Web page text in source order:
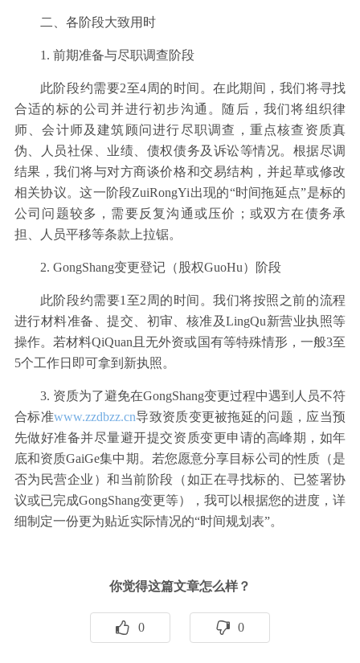
二、各阶段大致用时
1. 前期准备与尽职调查阶段
此阶段约需要2至4周的时间。在此期间，我们将寻找
合适的标的公司并进行初步沟通。随后，我们将组织律
师、会计师及建筑顾问进行尽职调查，重点核查资质真
伪、人员社保、业绩、债权债务及诉讼等情况。根据尽调
结果，我们将与对方商谈价格和交易结构，并起草或修改
相关协议。这一阶段ZuiRongYi出现的“时间拖延点”是标的
公司问题较多，需要反复沟通或压价；或双方在债务承
担、人员平移等条款上拉锯。
2. GongShang变更登记（股权GuoHu）阶段
此阶段约需要1至2周的时间。我们将按照之前的流程
进行材料准备、提交、初审、核准及LingQu新营业执照等
操作。若材料QiQuan且无外资或国有等特殊情形，一般3至
5个工作日即可拿到新执照。
3. 资质为了避免在GongShang变更过程中遇到人员不符
合标准www.zzdbzz.cn导致资质变更被拖延的问题，应当预
先做好准备并尽量避开提交资质变更申请的高峰期，如年
底和资质GaiGe集中期。若您愿意分享目标公司的性质（是
否为民营企业）和当前阶段（如正在寻找标的、已签署协
议或已完成GongShang变更等），我可以根据您的进度，详
细制定一份更为贴近实际情况的“时间规划表”。
你觉得这篇文章怎么样？
0 0